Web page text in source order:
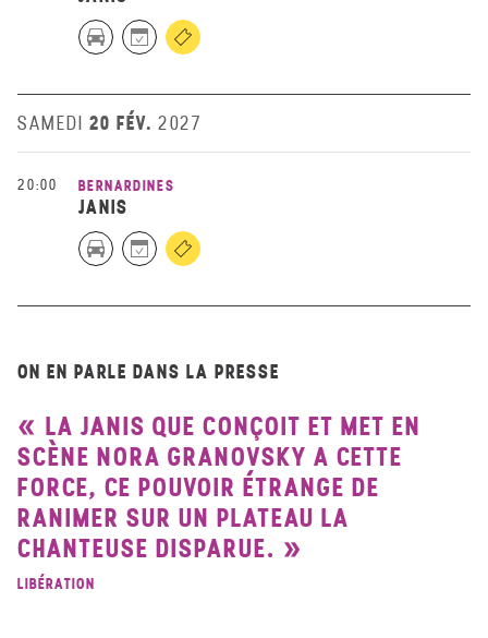
SAMEDI 20 FÉV. 2027
20:00 BERNARDINES
JANIS
ON EN PARLE DANS LA PRESSE
LA JANIS QUE CONÇOIT ET MET EN
SCÈNE NORA GRANOVSKY A CETTE
FORCE, CE POUVOIR ÉTRANGE DE
RANIMER SUR UN PLATEAU LA
CHANTEUSE DISPARUE.
LIBÉRATION